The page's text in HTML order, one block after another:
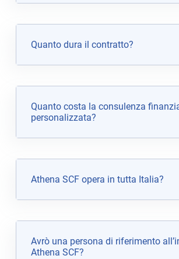
Quanto dura il contratto?
Quanto costa la consulenza
personalizzata?
Athena SCF opera in tutta Italia?
Avrò una persona di riferimento
Athena SCF?